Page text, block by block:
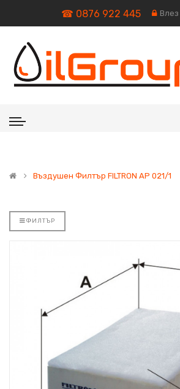
☎ 0876 922 445 Влез
Въздушен Филтър FILTRON AP 021/1
ФИЛТЪР